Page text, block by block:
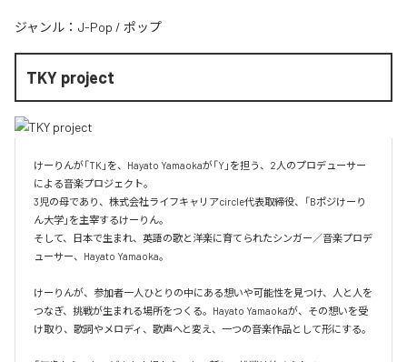
ジャンル： J-Pop / ポップ
TKY project
けーりんが「TK」を、Hayato Yamaokaが「Y」を担う、2人のプロデューサー
による音楽プロジェクト。
3児の母であり、株式会社ライフキャリアcircle代表取締役、「Bポジけーり
ん大学」を主宰するけーりん。
そして、日本で生まれ、英語の歌と洋楽に育てられたシンガー／音楽プロデ
ューサー、Hayato Yamaoka。
けーりんが、参加者一人ひとりの中にある想いや可能性を見つけ、人と人を
つなぎ、挑戦が生まれる場所をつくる。Hayato Yamaokaが、その想いを受
け取り、歌詞やメロディ、歌声へと変え、一つの音楽作品として形にする。